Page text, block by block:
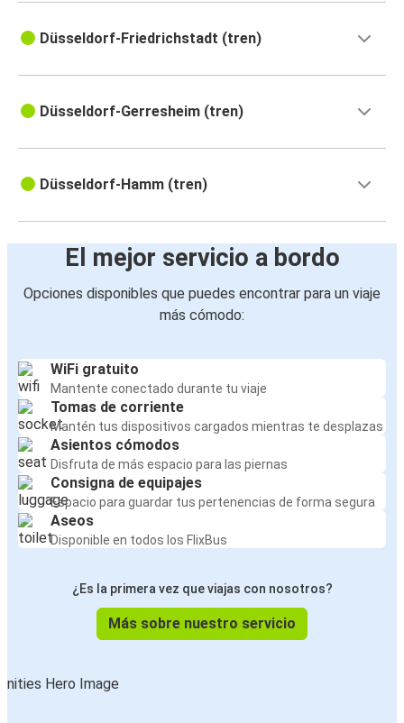
Düsseldorf-Friedrichstadt (tren)
Düsseldorf-Gerresheim (tren)
Düsseldorf-Hamm (tren)
El mejor servicio a bordo
Opciones disponibles que puedes encontrar para un viaje
más cómodo:
WiFi gratuito
Mantente conectado durante tu viaje
Tomas de corriente
Mantén tus dispositivos cargados mientras te desplazas
Asientos cómodos
Disfruta de más espacio para las piernas
Consigna de equipajes
Espacio para guardar tus pertenencias de forma segura
Aseos
Disponible en todos los FlixBus
¿Es la primera vez que viajas con nosotros?
Más sobre nuestro servicio